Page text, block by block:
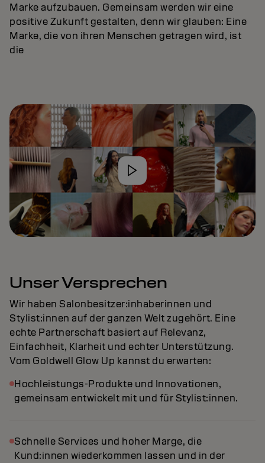
Marke aufzubauen. Gemeinsam werden wir eine
positive Zukunft gestalten, denn wir glauben: Eine
Marke, die von ihren Menschen getragen wird, ist
die
Unser Versprechen
Wir haben Salonbesitzer:inhaberinnen und
Stylist:innen auf der ganzen Welt zugehört. Eine
echte Partnerschaft basiert auf Relevanz,
Einfachheit, Klarheit und echter Unterstützung.
Vom Goldwell Glow Up kannst du erwarten:
Hochleistungs-Produkte und Innovationen,
gemeinsam entwickelt mit und für Stylist:innen.
Schnelle Services und hoher Marge, die
Kund:innen wiederkommen lassen und in der